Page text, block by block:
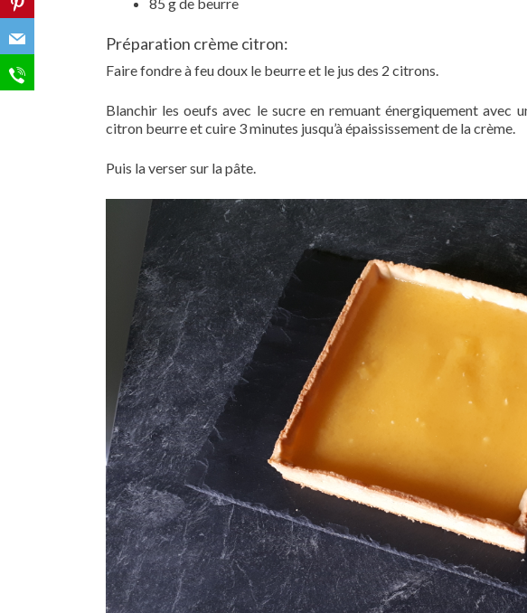
Préparation crème citron:
Faire fondre à feu doux le beurre et le jus des 2 citrons.
Blanchir les oeufs avec le sucre en remuant énergiquement avec
citron beurre et cuire 3 minutes jusqu’à épaississement de la crème.
Puis la verser sur la pâte.